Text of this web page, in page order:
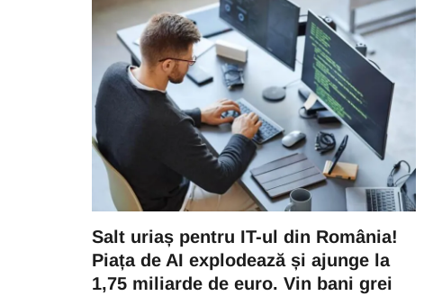
Salt uriaș pentru IT-ul din România!
Piața de AI explodează și ajunge la
1,75 miliarde de euro. Vin bani grei